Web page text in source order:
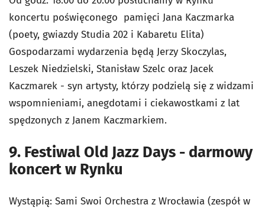
koncertu poświęconego pamięci Jana Kaczmarka
(poety, gwiazdy Studia 202 i Kabaretu Elita)
Gospodarzami wydarzenia będą Jerzy Skoczylas,
Leszek Niedzielski, Stanisław Szelc oraz Jacek
Kaczmarek - syn artysty, którzy podzielą się z widzami
wspomnieniami, anegdotami i ciekawostkami z lat
spędzonych z Janem Kaczmarkiem.
9. Festiwal Old Jazz Days - darmowy
koncert w Rynku
Wystąpią: Sami Swoi Orchestra z Wrocławia (zespół w